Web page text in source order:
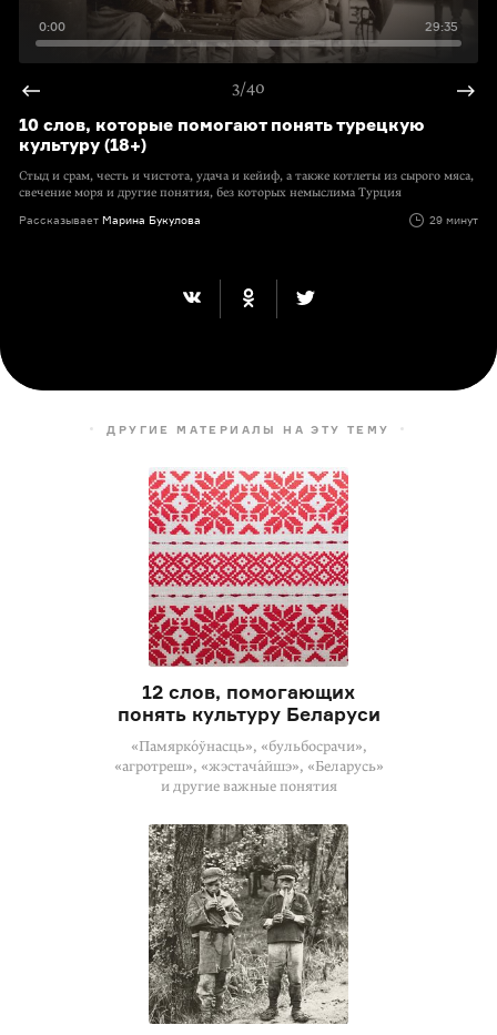
0:00 29:35
3/40
10 слов, которые помогают понять турецкую
культуру (18+)
Стыд и срам, честь и чистота, удача и кейиф, а также котлеты из сырого мяса,
свечение моря и другие понятия, без которых немыслима Турция
Рассказывает Марина Букулова 29 минут
ДРУГИЕ МАТЕРИАЛЫ НА ЭТУ ТЕМУ
12 слов, помогающих
понять культуру Беларуси
«Памярко́ўнасць», «бульбосрачи»,
«агротреш», «жэстача́йшэ», «Беларусь»
и другие важные понятия